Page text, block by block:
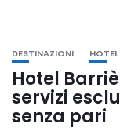
DESTINAZIONI HOTEL
Hotel
servizi
senza pari